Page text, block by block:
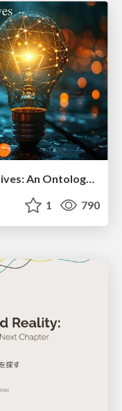
Organizational Design Perspectives: An Ontology of Organizational Design Elements
1 790